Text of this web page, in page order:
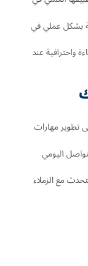
بشكل عملي في
واحترافية عند
تطوير مهارات
اليومي
مع الزملاء